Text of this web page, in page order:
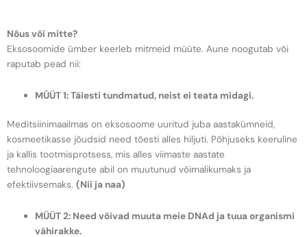
Nõus või mitte?
Eksosoomide ümber keerleb mitmeid müüte. Aune noogutab või
raputab pead nii:
MÜÜT 1: Täiesti tundmatud, neist ei teata midagi.
Meditsiinimaailmas on eksosoome uuritud juba aastakümneid,
kosmeetikasse jõudsid need tõesti alles hiljuti. Põhjuseks keeruline
ja kallis tootmisprotsess, mis alles viimaste aastate
tehnoloogiaarengute abil on muutunud võimalikumaks ja
efektiivsemaks. (Nii ja naa)
MÜÜT 2: Need võivad muuta meie DNAd ja tuua organismi
vähirakke.